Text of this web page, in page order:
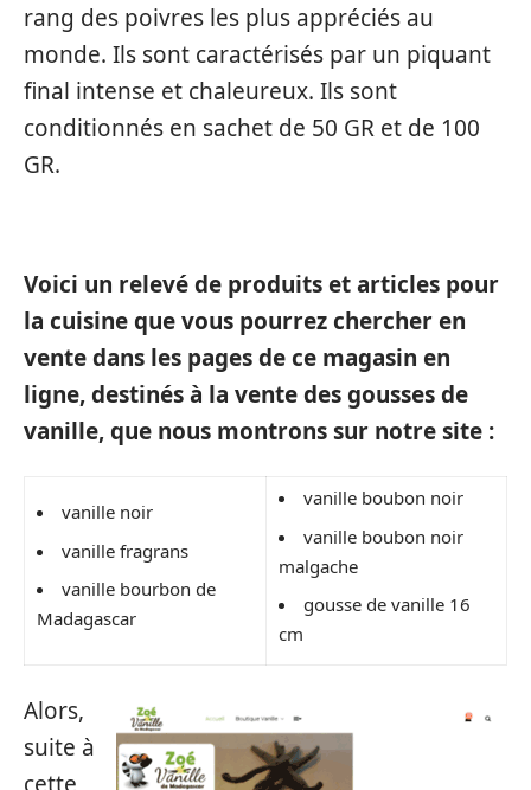
rang des poivres les plus appréciés au
monde. Ils sont caractérisés par un piquant
final intense et chaleureux. Ils sont
conditionnés en sachet de 50 GR et de 100
GR.
Voici un relevé de produits et articles pour
la cuisine que vous pourrez chercher en
vente dans les pages de ce magasin en
ligne, destinés à la vente des gousses de
vanille, que nous montrons sur notre site :
vanille noir
vanille fragrans
vanille bourbon de
Madagascar
vanille boubon noir
vanille boubon noir
malgache
gousse de vanille 16
cm
Alors,
suite à
cette